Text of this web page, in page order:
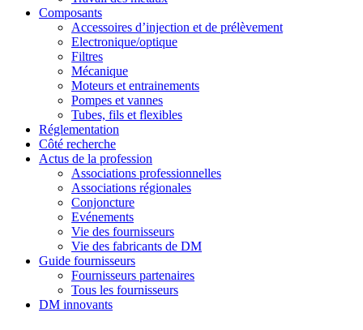
Composants
Accessoires d’injection et de prélèvement
Electronique/optique
Filtres
Mécanique
Moteurs et entrainements
Pompes et vannes
Tubes, fils et flexibles
Réglementation
Côté recherche
Actus de la profession
Associations professionnelles
Associations régionales
Conjoncture
Evénements
Vie des fournisseurs
Vie des fabricants de DM
Guide fournisseurs
Fournisseurs partenaires
Tous les fournisseurs
DM innovants